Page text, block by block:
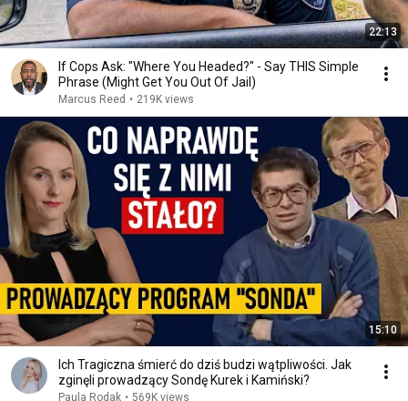
22:13
If Cops Ask: "Where You Headed?" - Say THIS Simple
Phrase (Might Get You Out Of Jail)
Marcus Reed • 219K views
15:10
Ich Tragiczna śmierć do dziś budzi wątpliwości. Jak
zginęli prowadzący Sondę Kurek i Kamiński?
Paula Rodak • 569K views